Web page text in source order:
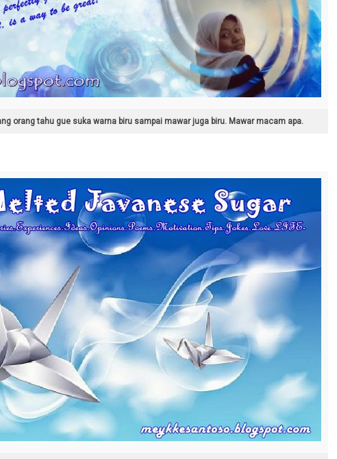
orang tahu gue suka warna biru sampai mawar juga biru. Mawar macam apa.